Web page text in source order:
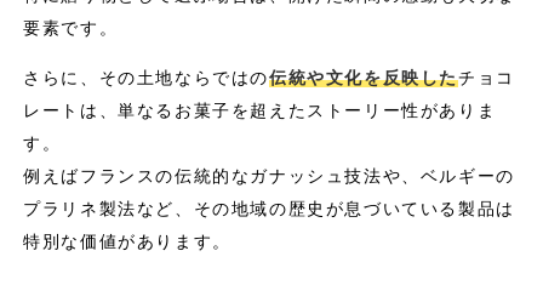
要素です。
さらに、その土地ならではの伝統や文化を反映したチョコ
レートは、単なるお菓子を超えたストーリー性がありま
す。
例えばフランスの伝統的なガナッシュ技法や、ベルギーの
プラリネ製法など、その地域の歴史が息づいている製品は
特別な価値があります。